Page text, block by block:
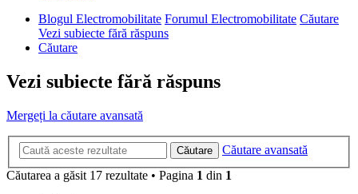
Blogul Electromobilitate Forumul Electromobilitate Căutare
Vezi subiecte fără răspuns
Căutare
Vezi subiecte fără răspuns
Mergeți la căutare avansată
Căutare
Căutare avansată
Căutarea a găsit 17 rezultate • Pagina 1 din 1